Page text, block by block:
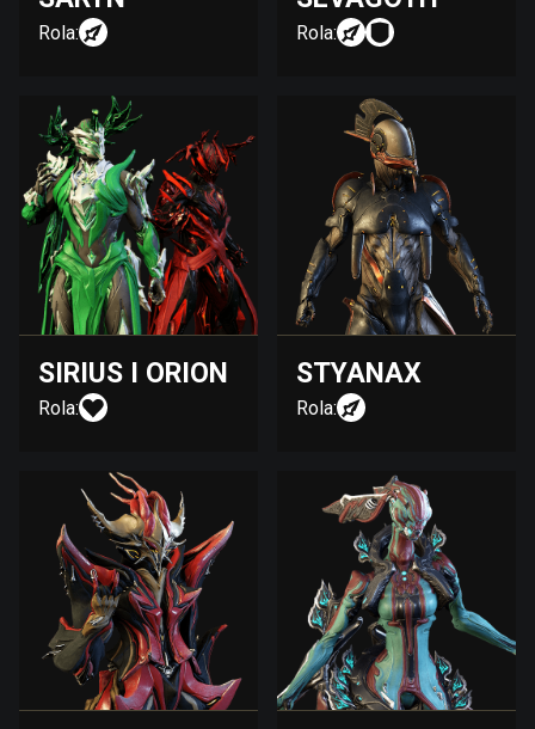
Rola: Rola:
SIRIUS I ORION
Rola:
STYANAX
Rola: